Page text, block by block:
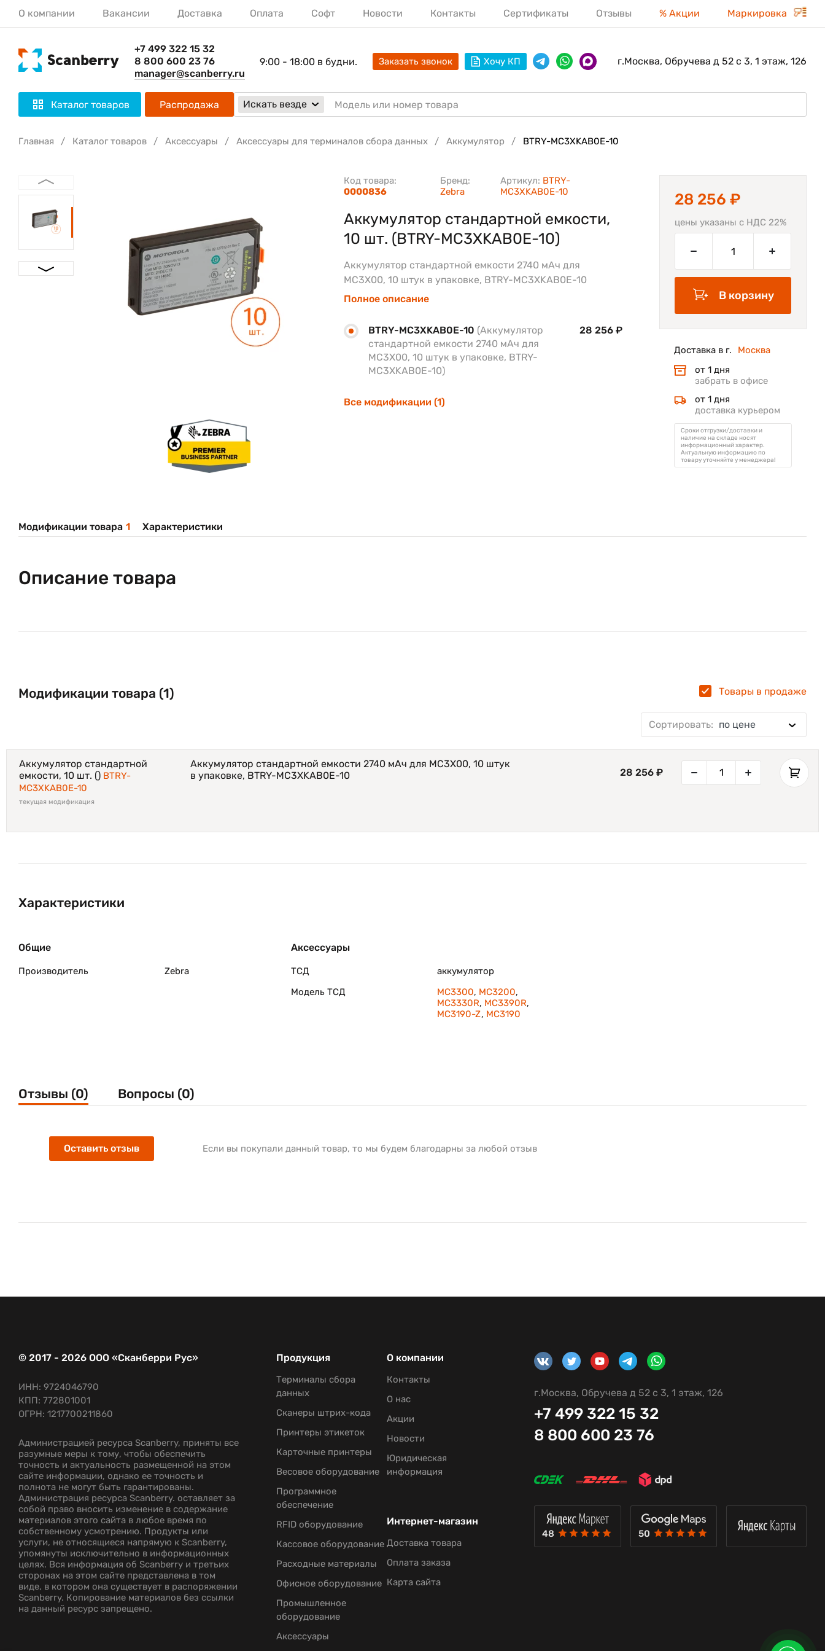
О компании Вакансии Доставка Оплата Софт Новости Контакты Сертификаты Отзывы % Акции Маркировка
+7 499 322 15 32
8 800 600 23 76
manager@scanberry.ru
9:00 - 18:00 в будни. Заказать звонок Хочу КП г.Москва, Обручева д 52 с 3, 1 этаж, 126
Каталог товаров Распродажа Искать везде
Главная Каталог товаров Аксессуары Аксессуары для терминалов сбора данных Аккумулятор BTRY-MC3XKAB0E-10
Бренд:
Zebra
Код товара:
0000836
Артикул: BTRY-
MC3XKAB0E-10
Аккумулятор стандартной емкости,
10 шт. (BTRY-MC3XKAB0E-10)
Аккумулятор стандартной емкости 2740 мАч для
MC3X00, 10 штук в упаковке, BTRY-MC3XKAB0E-10
Полное описание
BTRY-MC3XKAB0E-10 (Аккумулятор
стандартной емкости 2740 мАч для
MC3X00, 10 штук в упаковке, BTRY-
MC3XKAB0E-10)
28 256 ₽
Все модификации (1)
28 256 ₽
цены указаны с НДС 22%
В корзину
Доставка в г.
Москва
от 1 дня
забрать в офисе
от 1 дня
доставка курьером
Сроки отгрузки/доставки и
наличие на складе носят
информационный характер.
Актуальную информацию по
товару уточняйте у менеджера!
Модификации товара 1 Характеристики
Описание товара
Модификации товара (1) Товары в продаже
Сортировать: по цене
Аккумулятор стандартной
емкости, 10 шт. () BTRY-
MC3XKAB0E-10
текущая модификация
Аккумулятор стандартной емкости 2740 мАч для MC3X00, 10 штук
в упаковке, BTRY-MC3XKAB0E-10
28 256 ₽
Характеристики
Общие
Производитель Zebra
Аксессуары
ТСД
аккумулятор
Модель ТСД
MC3300, MC3200,
MC3330R, MC3390R,
MC3190-Z, MC3190
Отзывы (0) Вопросы (0)
Оставить отзыв Если вы покупали данный товар, то мы будем благодарны за любой отзыв
© 2017 - 2026 ООО «Сканберри Рус»
ИНН: 9724046790
КПП: 772801001
ОГРН: 1217700211860
Продукция
Терминалы сбора
данных
Сканеры штрих-кода
Принтеры этикеток
Карточные принтеры
Весовое оборудование
Программное
обеспечение
RFID оборудование
Кассовое оборудование
Расходные материалы
Офисное оборудование
Промышленное
оборудование
Аксессуары
О компании
Контакты
О нас
Акции
Новости
Юридическая
информация
Интернет-магазин
Доставка товара
Оплата заказа
Карта сайта
г.Москва, Обручева д 52 с 3, 1 этаж, 126
+7 499 322 15 32
8 800 600 23 76
48 50